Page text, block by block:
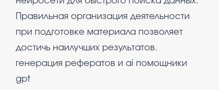
Правильная организация деятельности
при подготовке материала позволяет
достичь наилучших результатов.
генерация рефератов и ai помощники
gpt